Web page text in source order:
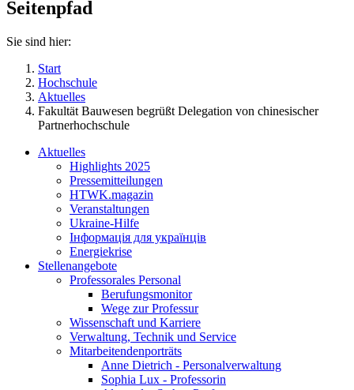
Seitenpfad
Sie sind hier:
Start
Hochschule
Aktuelles
Fakultät Bauwesen begrüßt Delegation von chinesischer
Partnerhochschule
Aktuelles
Highlights 2025
Pressemitteilungen
HTWK.magazin
Veranstaltungen
Ukraine-Hilfe
Інформація для українців
Energiekrise
Stellenangebote
Professorales Personal
Berufungsmonitor
Wege zur Professur
Wissenschaft und Karriere
Verwaltung, Technik und Service
Mitarbeitendenporträts
Anne Dietrich - Personalverwaltung
Sophia Lux - Professorin